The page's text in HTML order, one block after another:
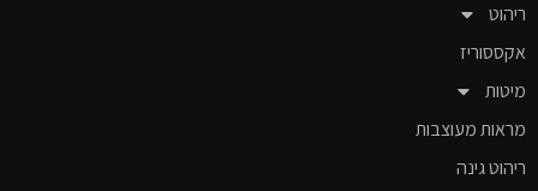
ריהוט
אקססוריז
מיטות
מראות מעוצבות
ריהוט גינה